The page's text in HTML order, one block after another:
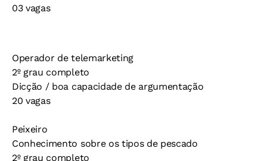
03 vagas
Operador de telemarketing
2º grau completo
Dicção / boa capacidade de argumentação
20 vagas
Peixeiro
Conhecimento sobre os tipos de pescado
2º grau completo